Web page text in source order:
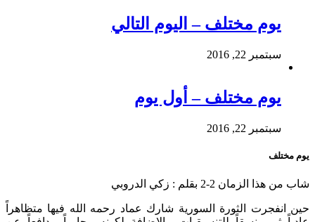
يوم مختلف – اليوم التالي
سبتمبر 22, 2016
يوم مختلف – أول يوم
سبتمبر 22, 2016
يوم مختلف
شاب من هذا الزمان 2-2 بقلم : زكي الدروبي
حين انفجرت الثورة السورية شارك عماد رحمه الله فيها متظاهراً